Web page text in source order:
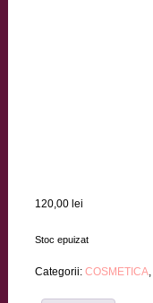
120,00 lei
Stoc epuizat
Categorii: COSMETICA,